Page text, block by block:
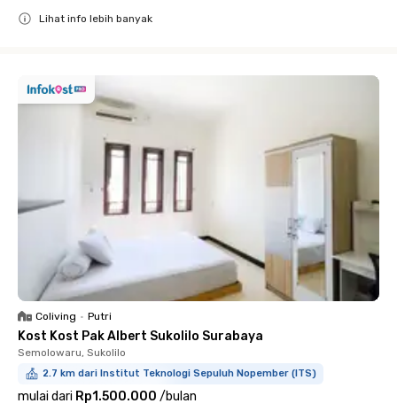
Lihat info lebih banyak
Coliving • Putri
Kost Kost Pak Albert Sukolilo Surabaya
Semolowaru, Sukolilo
2.7 km dari Institut Teknologi Sepuluh Nopember (ITS)
mulai dari Rp1.500.000 /bulan